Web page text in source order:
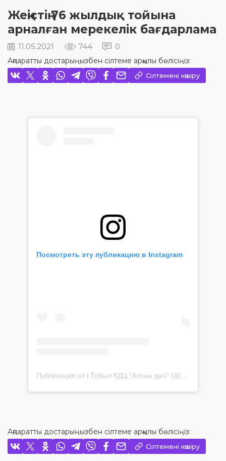
Жеңістің 76 жылдық тойына
арналған мерекелік бағдарлама
11.05.2021 744 0
Ақпаратты достарыңызбен сілтеме арқылы бөлісіңіз:
Сілтемені көшіру
Посмотреть эту публикацию в Instagram
Ақпаратты достарыңызбен сілтеме арқылы бөлісіңіз:
Сілтемені көшіру